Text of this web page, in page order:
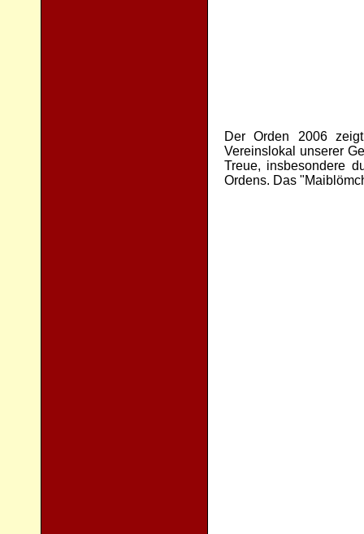
Der Orden 2006
Vereinslokal unserer
Treue, insbesondere
Ordens. Das